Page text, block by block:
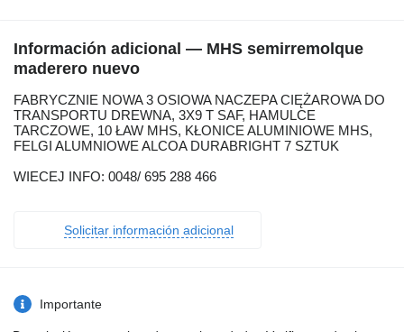
Información adicional — MHS semirremolque
maderero nuevo
FABRYCZNIE NOWA 3 OSIOWA NACZEPA CIĘŻAROWA DO
TRANSPORTU DREWNA, 3X9 T SAF, HAMULCE
TARCZOWE, 10 ŁAW MHS, KŁONICE ALUMINIOWE MHS,
FELGI ALUMNIOWE ALCOA DURABRIGHT 7 SZTUK
WIECEJ INFO: 0048/ 695 288 466
Solicitar información adicional
Importante